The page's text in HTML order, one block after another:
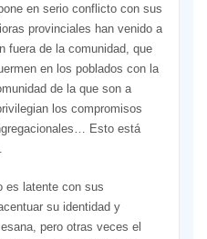
en serio conflicto con sus
provinciales han venido a
fuera de la comunidad, que
en los poblados con la
de la que son a
los compromisos
Esto está
es latente con sus
su identidad y
pero otras veces el